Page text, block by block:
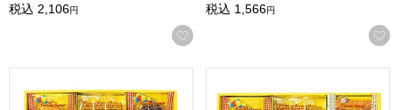
税込 2,106円
お気に入りに登録する
税込 1,566円